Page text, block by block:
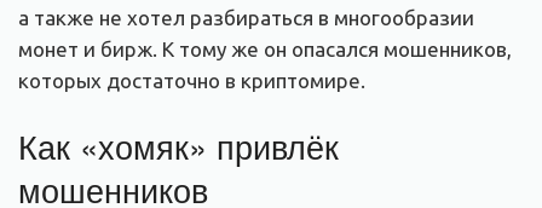
а также не хотел разбираться в многообразии
монет и бирж. К тому же он опасался мошенников,
которых достаточно в криптомире.
Как «хомяк» привлёк
мошенников